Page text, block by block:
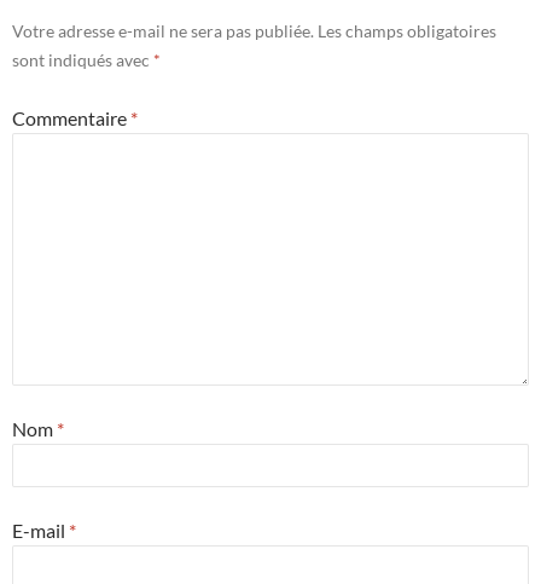
Votre adresse e-mail ne sera pas publiée. Les champs obligatoires
sont indiqués avec *
Commentaire *
Nom *
E-mail *